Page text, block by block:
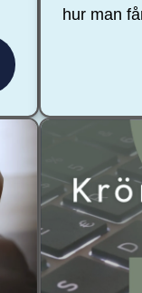
hur man